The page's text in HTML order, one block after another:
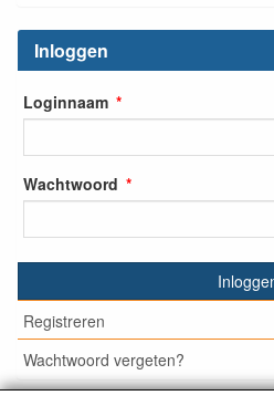
Inloggen
Loginnaam
Wachtwoord
Registreren
Wachtwoord vergeten?